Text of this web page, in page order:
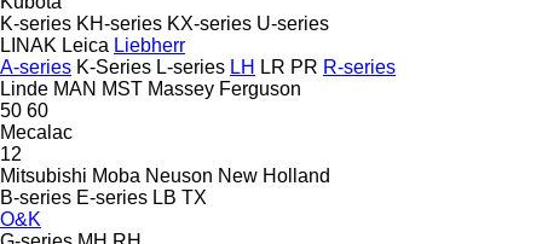
K-series KH-series KX-series U-series
LINAK Leica Liebherr
A-series K-Series L-series LH LR PR R-series
Linde MAN MST Massey Ferguson
50 60
Mecalac
12
Mitsubishi Moba Neuson New Holland
B-series E-series LB TX
O&K